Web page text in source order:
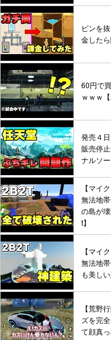
ピンを
金した
60円で
ｗｗｗ
発売４
販売停
ナルソ
【マイ
無法地
の島が
t】
【マイ
無法地
も美し
【荒野
ズを完
て顔真